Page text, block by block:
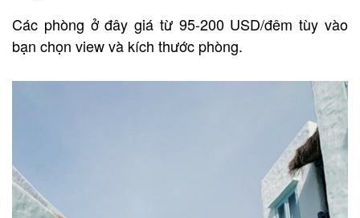
Các phòng ở đây giá từ 95-200 USD/đêm tùy vào
bạn chọn view và kích thước phòng.